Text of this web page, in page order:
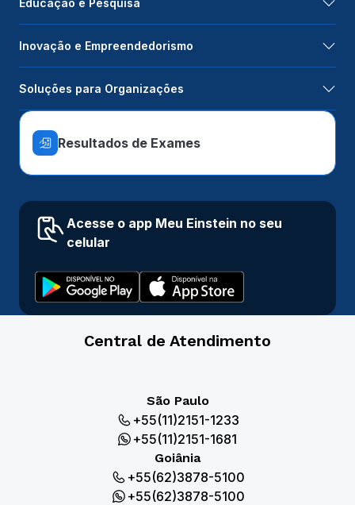
Educação e Pesquisa
Inovação e Empreendedorismo
Soluções para Organizações
Resultados de Exames
Acesse o app Meu Einstein no seu
celular
Central de Atendimento
São Paulo
+55(11)2151-1233
+55(11)2151-1681
Goiânia
+55(62)3878-5100
+55(62)3878-5100